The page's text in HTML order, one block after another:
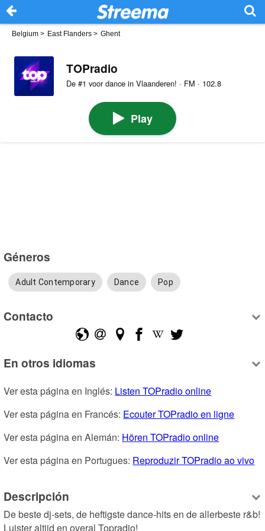
Belgium > East Flanders > Ghent
TOPradio
De #1 voor dance in Vlaanderen! · FM · 102.8
Play
Géneros
Adult Contemporary Dance Pop
Contacto
En otros idiomas
Ver esta página en Inglés: Listen TOPradio online
Ver esta página en Francés: Ecouter TOPradio en ligne
Ver esta página en Alemán: Hören TOPradio online
Ver esta página en Portugues: Reproduzir TOPradio ao vivo
Descripción
De beste dj-sets, de heftigste dance-hits en de allerbeste r&b!
Luister altijd en overal Topradio!